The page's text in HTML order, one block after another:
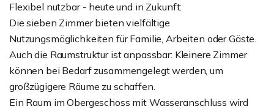
Flexibel nutzbar - heute und in Zukunft:
Die sieben Zimmer bieten vielfältige
Nutzungsmöglichkeiten für Familie, Arbeiten oder Gäste.
Auch die Raumstruktur ist anpassbar: Kleinere Zimmer
können bei Bedarf zusammengelegt werden, um
großzügigere Räume zu schaffen.
Ein Raum im Obergeschoss mit Wasseranschluss wird